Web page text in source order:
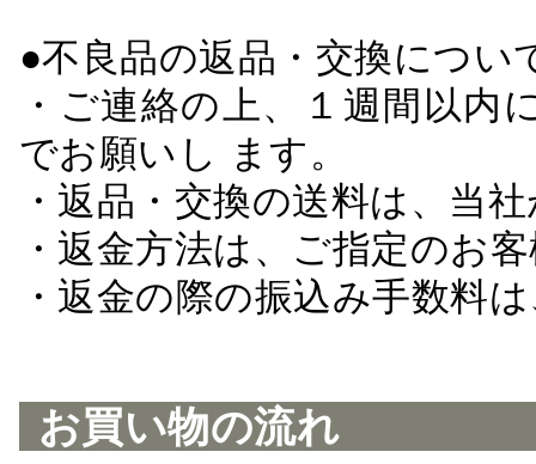
●不良品の返品・交換につい
・ご連絡の上、１週間以
でお願いし ます。
・返品・交換の送料は、当
・返金方法は、ご指定のお
・返金の際の振込み手数料
お買い物の流れ